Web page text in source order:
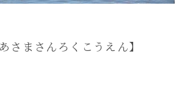
さまさんろくこうえん】